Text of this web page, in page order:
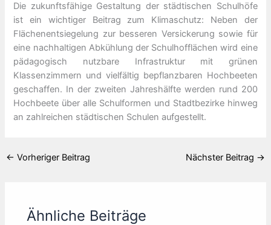
Die zukunftsfähige Gestaltung der städtischen Schulhöfe
ist ein wichtiger Beitrag zum Klimaschutz: Neben der
Flächenentsiegelung zur besseren Versickerung sowie für
eine nachhaltigen Abkühlung der Schulhofflächen wird eine
pädagogisch nutzbare Infrastruktur mit grünen
Klassenzimmern und vielfältig bepflanzbaren Hochbeeten
geschaffen. In der zweiten Jahreshälfte werden rund 200
Hochbeete über alle Schulformen und Stadtbezirke hinweg
an zahlreichen städtischen Schulen aufgestellt.
← Vorheriger Beitrag Nächster Beitrag →
Ähnliche Beiträge